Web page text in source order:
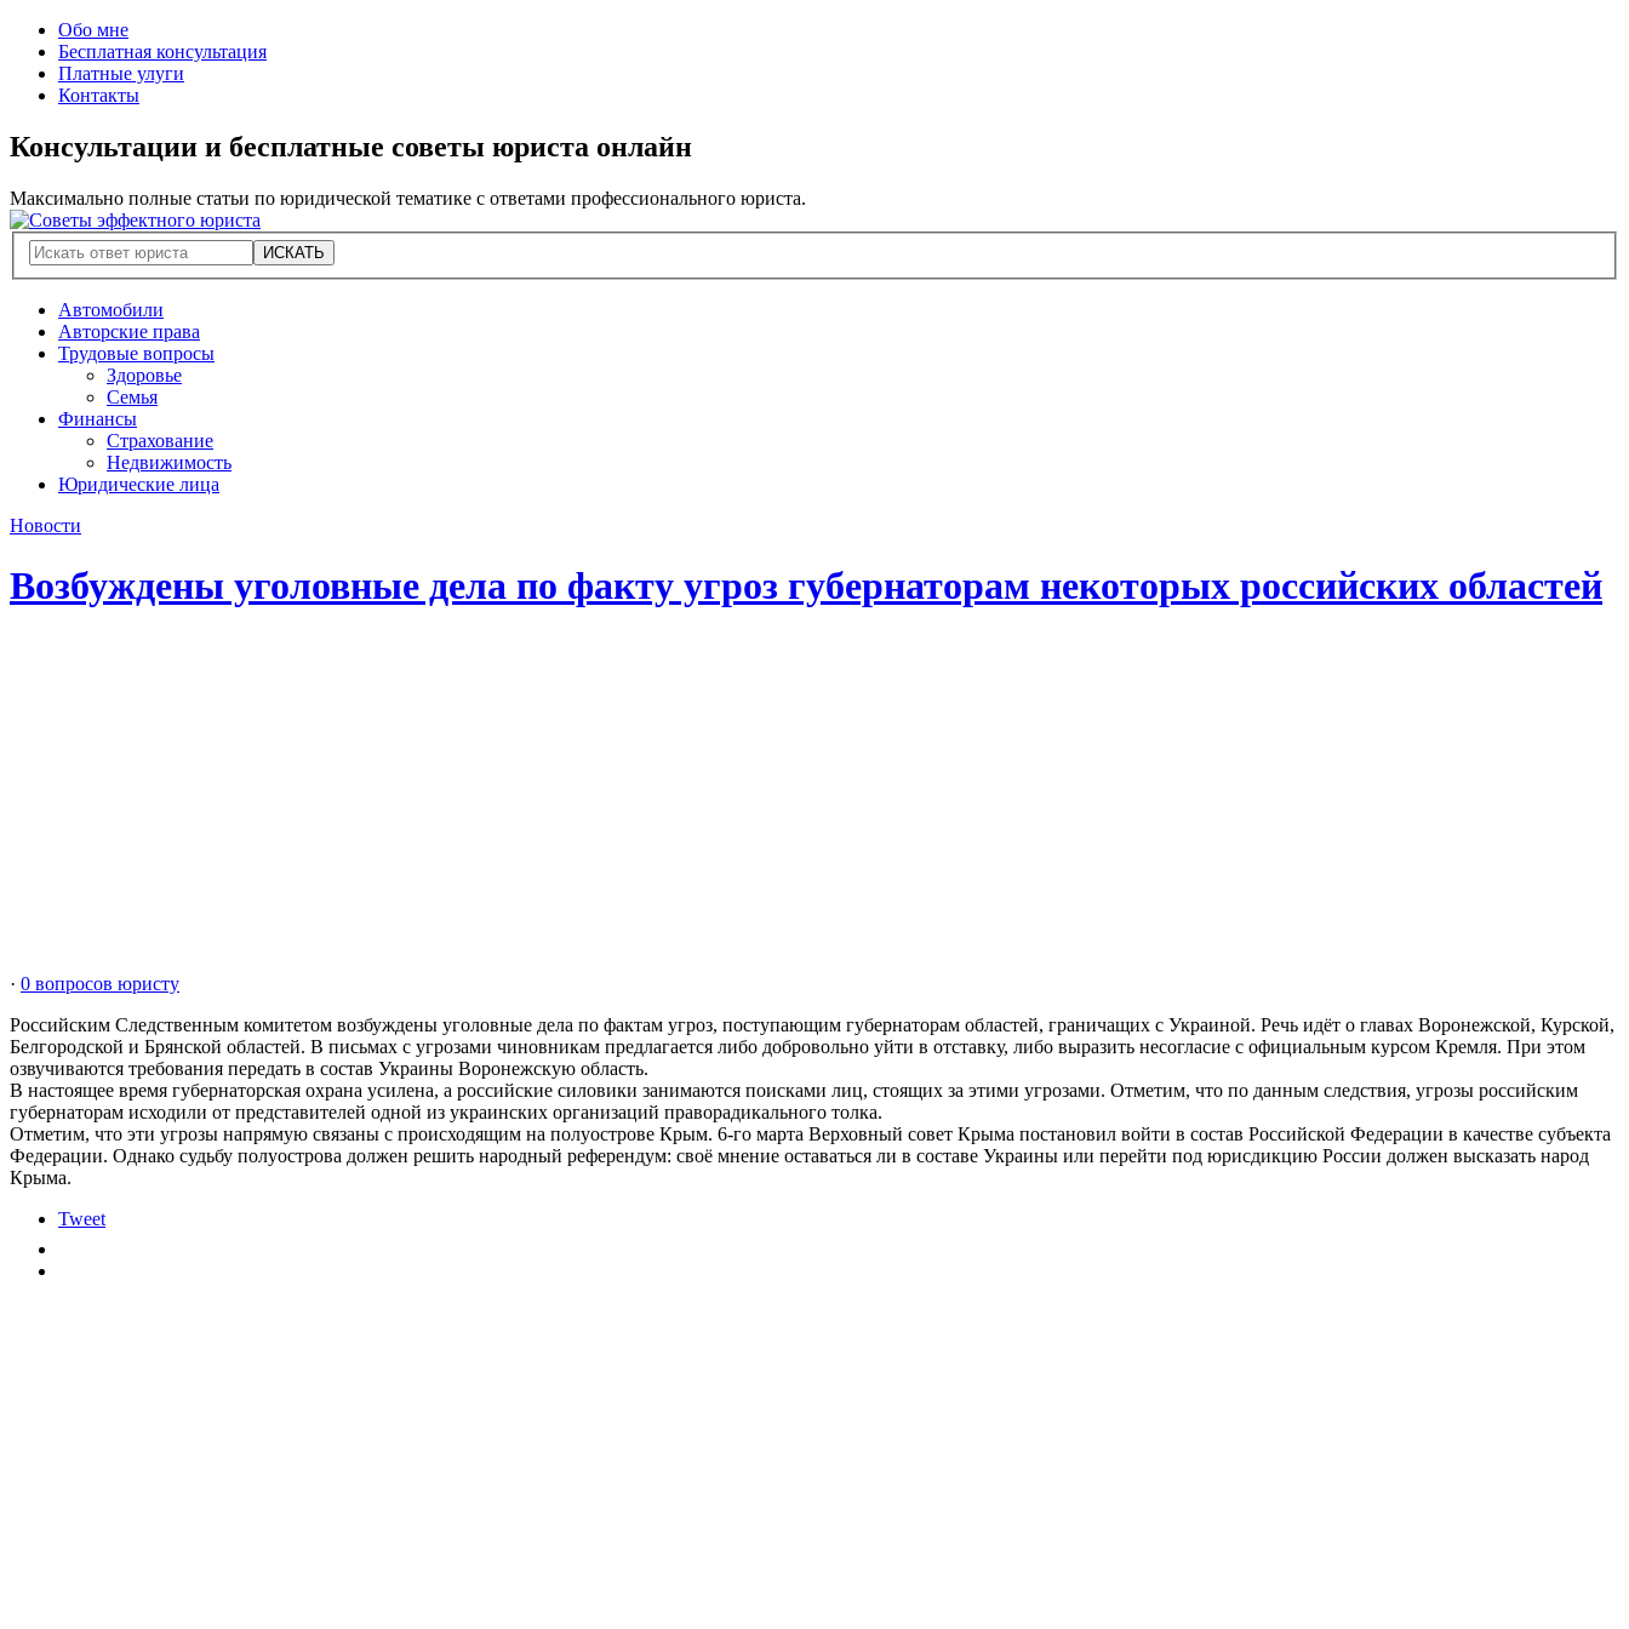
Обо мне
Бесплатная консультация
Платные улуги
Контакты
Консультации и бесплатные советы юриста онлайн
Максимально полные статьи по юридической тематике с ответами профессионального юриста.
Автомобили
Авторские права
Трудовые вопросы
Здоровье
Семья
Финансы
Страхование
Недвижимость
Юридические лица
Новости
Возбуждены уголовные дела по факту угроз губернаторам некоторых российских областей
· 0 вопросов юристу
Российским Следственным комитетом возбуждены уголовные дела по фактам угроз, поступающим губернаторам областей, граничащих с Украиной. Речь идёт о главах Воронежской, Курской,
Белгородской и Брянской областей. В письмах с угрозами чиновникам предлагается либо добровольно уйти в отставку, либо выразить несогласие с официальным курсом Кремля. При этом
озвучиваются требования передать в состав Украины Воронежскую область.
В настоящее время губернаторская охрана усилена, а российские силовики занимаются поисками лиц, стоящих за этими угрозами. Отметим, что по данным следствия, угрозы российским
губернаторам исходили от представителей одной из украинских организаций праворадикального толка.
Отметим, что эти угрозы напрямую связаны с происходящим на полуострове Крым. 6-го марта Верховный совет Крыма постановил войти в состав Российской Федерации в качестве субъекта
Федерации. Однако судьбу полуострова должен решить народный референдум: своё мнение оставаться ли в составе Украины или перейти под юрисдикцию России должен высказать народ
Крыма.
Tweet